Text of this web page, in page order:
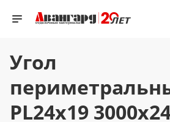
Угол
PL24x19